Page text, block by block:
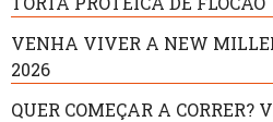
VENHA VIVER A NEW
2026
QUER COMEÇAR A CORRER?